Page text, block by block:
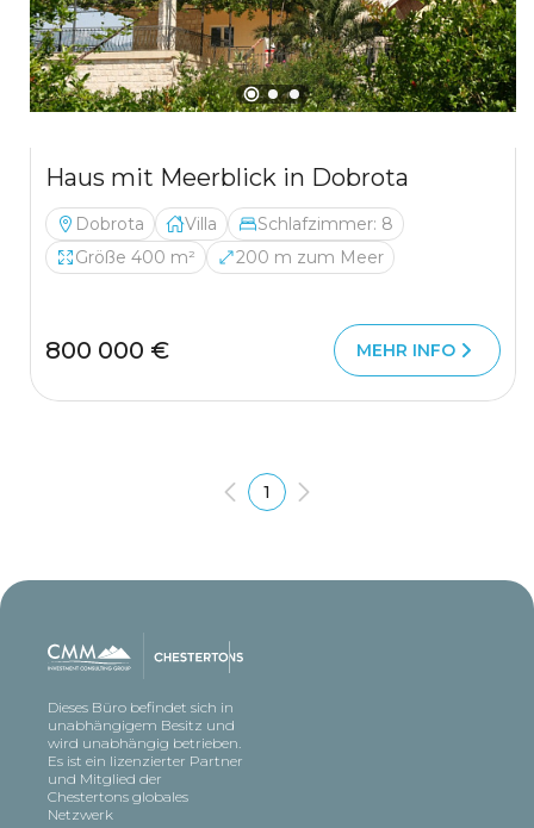
Haus mit Meerblick in Dobrota
Dobrota Villa
Schlafzimmer: 8
Größe 400 m²
200 m zum Meer
800 000 € MEHR INFO
1
Dieses Büro befindet sich in
unabhängigem Besitz und
wird unabhängig betrieben.
Es ist ein lizenzierter Partner
und Mitglied der
Chestertons globales
Netzwerk